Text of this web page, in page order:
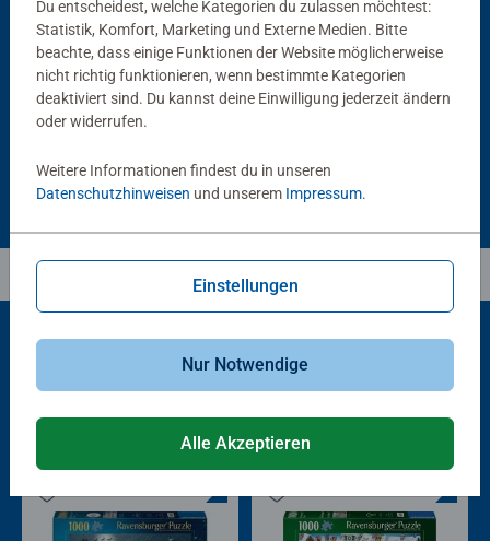
Puzzle Conserver Permanent
Durchschnittliche Bewertung 4.4 von 5 Sternen.
Puzzlezubehör Puzzlezubehör
Beliebte Auswahl
Andere Kunden mögen auch
Du entscheidest, welche Kategorien du zulassen möchtest:
Statistik, Komfort, Marketing und Externe Medien. Bitte
beachte, dass einige Funktionen der Website möglicherweise
nicht richtig funktionieren, wenn bestimmte Kategorien
deaktiviert sind. Du kannst deine Einwilligung jederzeit ändern
oder widerrufen.
Weitere Informationen findest du in unseren
Datenschutzhinweisen und unserem Impressum.
Einstellungen
Nur Notwendige
Alle Akzeptieren